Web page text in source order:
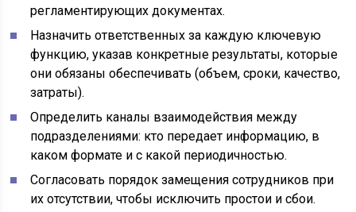
регламентирующих документах.
Назначить ответственных за каждую ключевую
функцию, указав конкретные результаты, которые
они обязаны обеспечивать (объем, сроки, качество,
затраты).
Определить каналы взаимодействия между
подразделениями: кто передает информацию, в
каком формате и с какой периодичностью.
Согласовать порядок замещения сотрудников при
их отсутствии, чтобы исключить простои и сбои.